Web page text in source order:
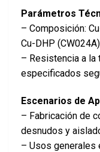
Parámetros
– Composición:
Cu-DHP
– Resistencia a la
especificados
Escenarios de
– Fabricación de
desnudos y
– Usos generales